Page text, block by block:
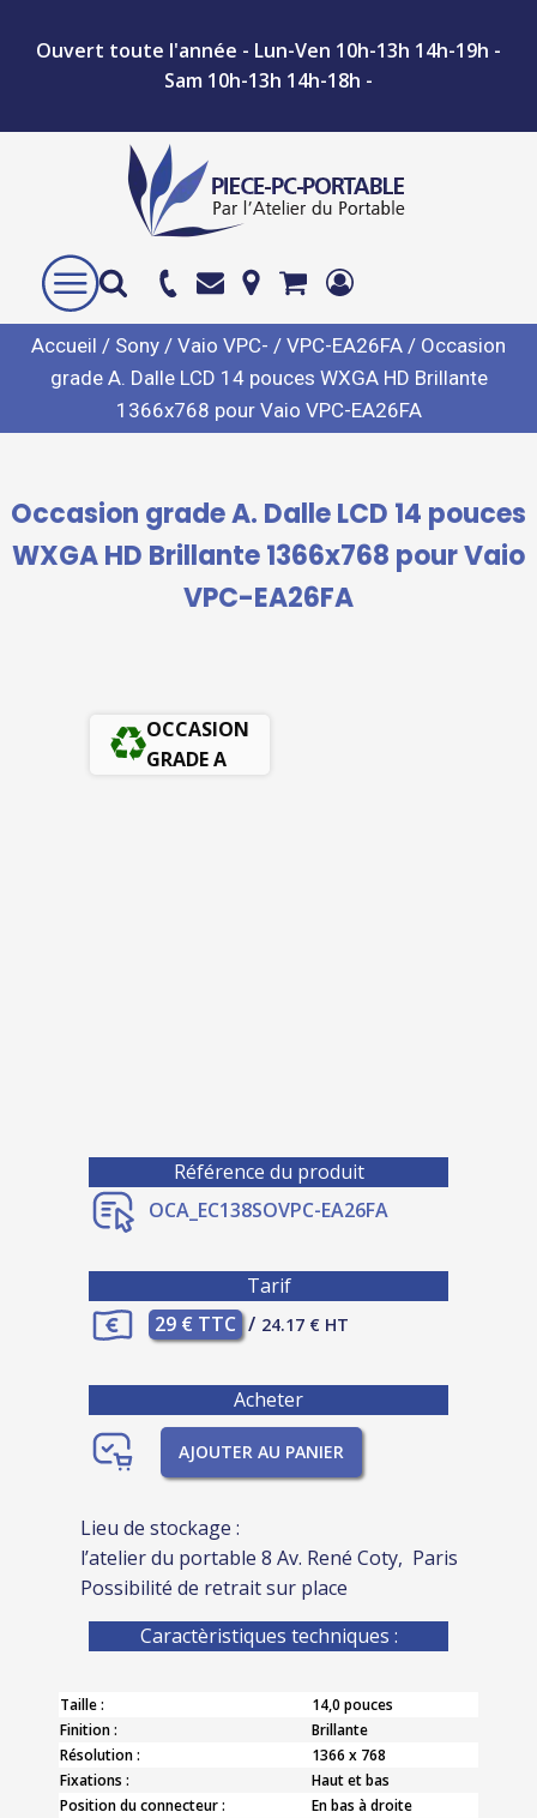
Ouvert toute l'année - Lun-Ven 10h-13h 14h-19h -
Sam 10h-13h 14h-18h -
Accueil / Sony / Vaio VPC- / VPC-EA26FA / Occasion
grade A. Dalle LCD 14 pouces WXGA HD Brillante
1366x768 pour Vaio VPC-EA26FA
Occasion grade A. Dalle LCD 14 pouces
WXGA HD Brillante 1366x768 pour Vaio
VPC-EA26FA
OCCASION
GRADE A
Référence du produit
OCA_EC138SOVPC-EA26FA
Tarif
29 € TTC / 24.17 € HT
Acheter
AJOUTER AU PANIER
Lieu de stockage :
l’atelier du portable 8 Av. René Coty, Paris
Possibilité de retrait sur place
Caractèristiques techniques :
Taille :
14,0 pouces
Finition :
Brillante
Résolution :
1366 x 768
Fixations :
Haut et bas
Position du connecteur :
En bas à droite